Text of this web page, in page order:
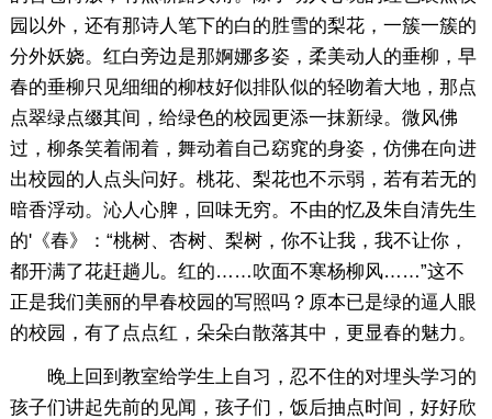
园以外，还有那诗人笔下的白的胜雪的梨花，一簇一簇的
分外妖娆。红白旁边是那婀娜多姿，柔美动人的垂柳，早
春的垂柳只见细细的柳枝好似排队似的轻吻着大地，那点
点翠绿点缀其间，给绿色的校园更添一抹新绿。微风佛
过，柳条笑着闹着，舞动着自己窈窕的身姿，仿佛在向进
出校园的人点头问好。桃花、梨花也不示弱，若有若无的
暗香浮动。沁人心脾，回味无穷。不由的忆及朱自清先生
的'《春》：“桃树、杏树、梨树，你不让我，我不让你，
都开满了花赶趟儿。红的……吹面不寒杨柳风……”这不
正是我们美丽的早春校园的写照吗？原本已是绿的逼人眼
的校园，有了点点红，朵朵白散落其中，更显春的魅力。
晚上回到教室给学生上自习，忍不住的对埋头学习的
孩子们讲起先前的见闻，孩子们，饭后抽点时间，好好欣